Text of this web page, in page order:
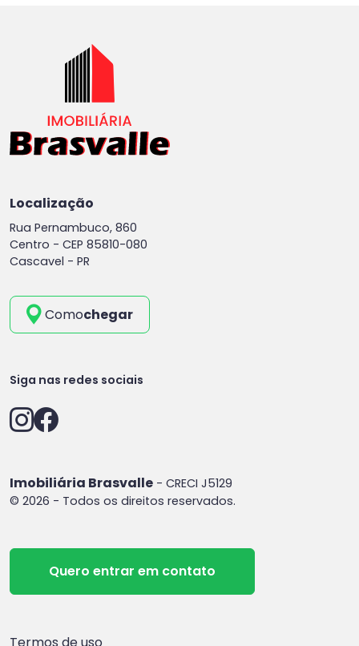
Localização
Rua Pernambuco, 860
Centro - CEP 85810-080
Cascavel - PR
Comochegar
Siga nas redes sociais
Imobiliária Brasvalle - CRECI J5129
© 2026 - Todos os direitos reservados.
Quero entrar em contato